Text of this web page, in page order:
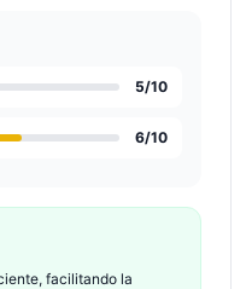
5/10
6/10
facilitando la